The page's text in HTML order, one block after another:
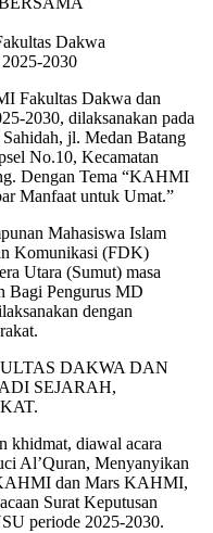
Dakwa
2030
Fakultas Dakwa dan
2030, dilaksanakan pada
jl. Medan Batang
No.10, Kecamatan
Dengan Tema “KAHMI
Manfaat untuk Umat.”
Mahasiswa Islam
Komunikasi (FDK)
Utara (Sumut) masa
Bagi Pengurus MD
dengan
khidmat, diawal acara
Al’Quran, Menyanyikan
dan Mars KAHMI,
Surat Keputusan
periode 2025-2030.